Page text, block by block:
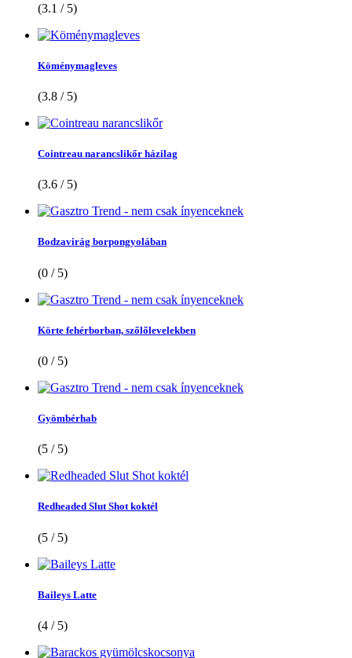
(3.1 / 5)
Köménymagleves
(3.8 / 5)
Cointreau narancslikőr házilag
(3.6 / 5)
Bodzavirág borpongyolában
(0 / 5)
Körte fehérborban, szőlőlevelekben
(0 / 5)
Gyömbérhab
(5 / 5)
Redheaded Slut Shot koktél
(5 / 5)
Baileys Latte
(4 / 5)